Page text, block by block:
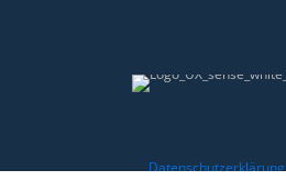
Datenschutzerklärung